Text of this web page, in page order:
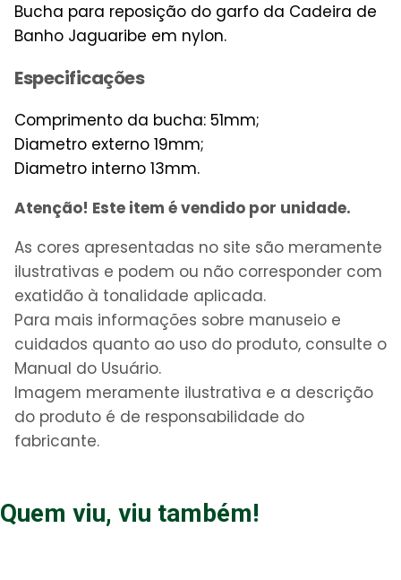
Bucha para reposição do garfo da Cadeira de
Banho Jaguaribe em nylon.
Especificações
Comprimento da bucha: 51mm;
Diametro externo 19mm;
Diametro interno 13mm.
Atenção! Este item é vendido por unidade.
As cores apresentadas no site são meramente
ilustrativas e podem ou não corresponder com
exatidão à tonalidade aplicada.
Para mais informações sobre manuseio e
cuidados quanto ao uso do produto, consulte o
Manual do Usuário.
Imagem meramente ilustrativa e a descrição
do produto é de responsabilidade do
fabricante.
Quem viu, viu também!